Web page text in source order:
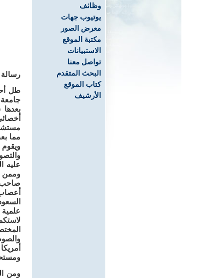
وظائف
يوتيوب جهات
معرض الصور
مكتبة الموقع
الاستبيانات
تواصل معنا
البحث المتقدم
كتاب الموقع
الأرشيف
طل
مما
عليه
وممن
صاحب
ومن